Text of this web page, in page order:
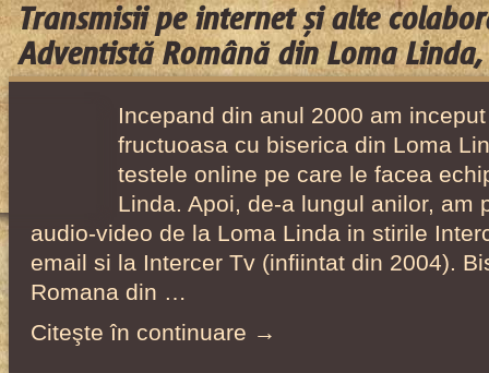
Transmisii pe internet și alte
Adventistă Română din Loma
Incepand din anul 2000 am
fructuoasa cu biserica din Loma
testele online pe care le facea
Linda. Apoi, de-a lungul anilor, am
audio-video de la Loma Linda in stirile
email si la Intercer Tv (infiintat din 2004).
Romana din …
Citeşte în continuare →